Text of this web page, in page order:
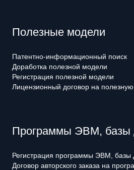
Полезные модели
Патентно-информационный поиск
Доработка полезной модели
Регистрация полезной модели
Лицензионный договор на
Программы ЭВМ, базы
Регистрация программы ЭВМ, базы
Договор авторского заказа на